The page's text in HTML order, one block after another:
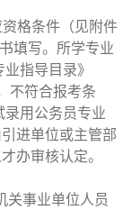
格条件（见附件
填写。所学专业
指导目录》
不符合报考条
用公务员专业
进单位或主管部
办审核认定。
关事业单位人员